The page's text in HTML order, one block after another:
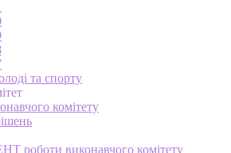
та спорту
комітету
роботи виконавчого комітету